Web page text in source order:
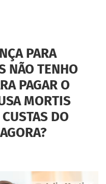
PARA
NÃO TENHO
PAGAR O
MORTIS
DO